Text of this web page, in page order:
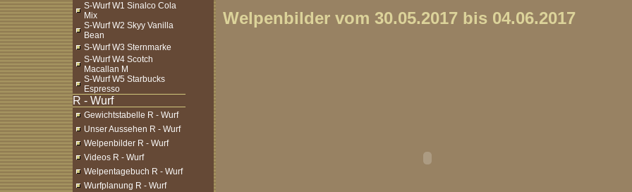
S-Wurf W1 Sinalco Cola
Mix
S-Wurf W2 Skyy Vanilla
Bean
S-Wurf W3 Sternmarke
S-Wurf W4 Scotch
Macallan M
S-Wurf W5 Starbucks
Espresso
Gewichtstabelle R - Wurf
Unser Aussehen R - Wurf
Welpenbilder R - Wurf
Videos R - Wurf
Welpentagebuch R - Wurf
Wurfplanung R - Wurf
Welpenbilder vom 30.05.2017 bis 04.06.2017